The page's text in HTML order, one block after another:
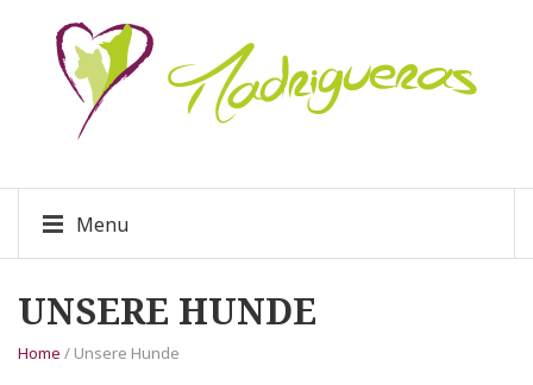
Menu
UNSERE HUNDE
Home / Unsere Hunde